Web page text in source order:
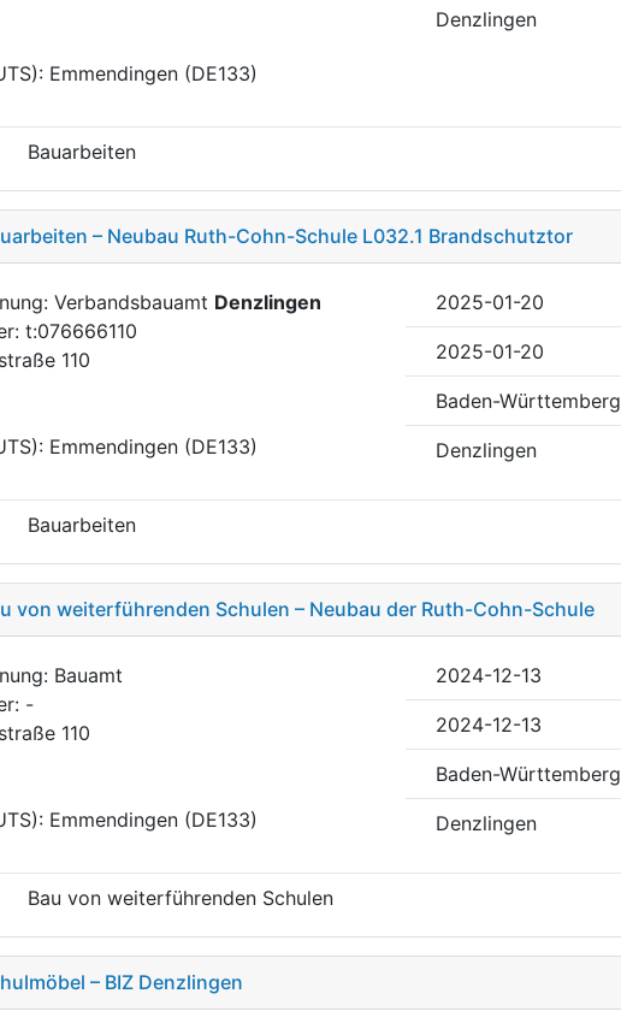
Emmendingen (DE133)
Denzlingen
Bauarbeiten
– Neubau Ruth-Cohn-Schule L032.1 Brandschutztor
Verbandsbauamt Denzlingen
t:076666110
110
Emmendingen (DE133)
2025-01-20
2025-01-20
Baden-Württemberg
Denzlingen
Bauarbeiten
von weiterführenden Schulen – Neubau der Ruth-Cohn-Schule
Bauamt
-
110
Emmendingen (DE133)
2024-12-13
2024-12-13
Baden-Württemberg
Denzlingen
Bau von weiterführenden Schulen
– BIZ Denzlingen